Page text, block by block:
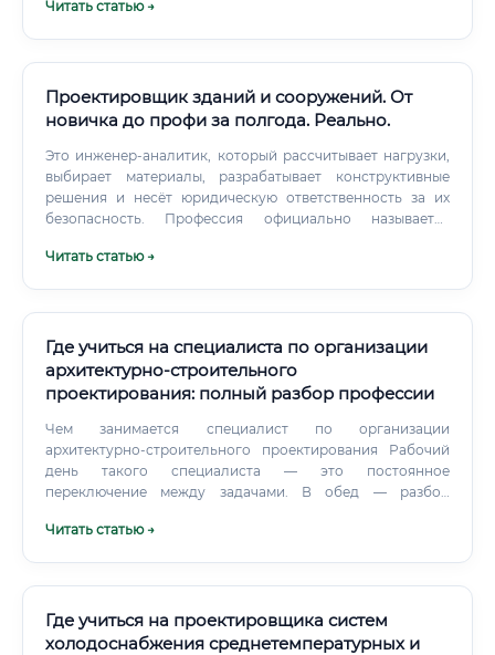
соответствия строительно-монтажных работ
Читать статью →
Проектировщик зданий и сооружений. От
новичка до профи за полгода. Реально.
Это инженер-аналитик, который рассчитывает нагрузки,
выбирает материалы, разрабатывает конструктивные
решения и несёт юридическую ответственность за их
безопасность. Профессия официально называется
сооружений».
Читать статью →
Где учиться на специалиста по организации
архитектурно-строительного
проектирования: полный разбор профессии
Чем занимается специалист по организации
архитектурно-строительного проектирования Рабочий
день такого специалиста — это постоянное
переключение между задачами. В обед — разбор
согласование сроков со смежными отделами.
Читать статью →
Где учиться на проектировщика систем
холодоснабжения среднетемпературных и